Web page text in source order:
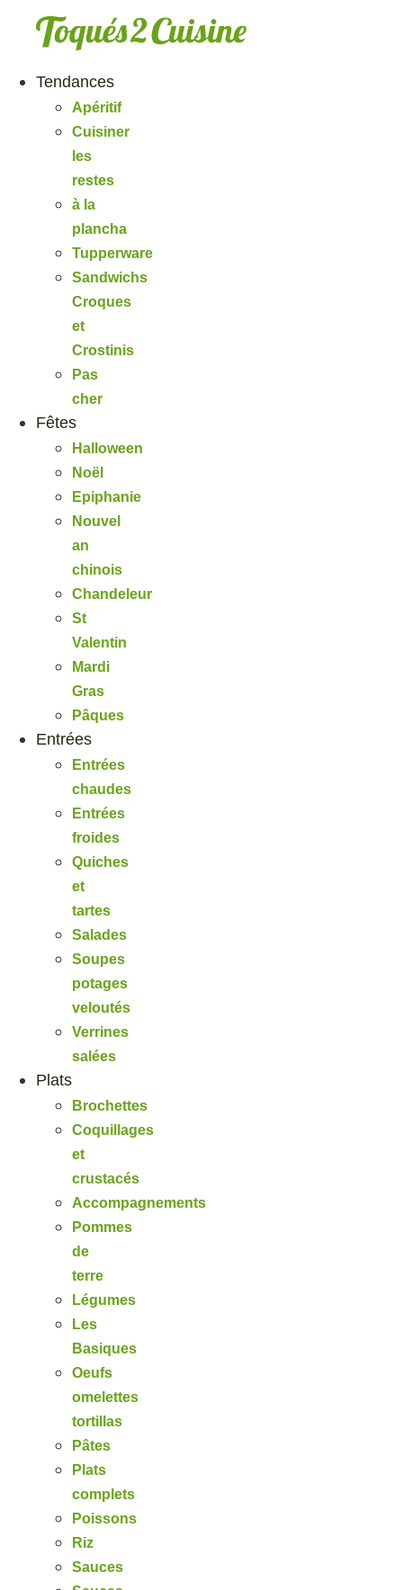
Tendances
Apéritif
Cuisiner
les
restes
à la
plancha
Tupperware
Sandwichs
Croques
et
Crostinis
Pas
cher
Fêtes
Halloween
Noël
Epiphanie
Nouvel
an
chinois
Chandeleur
St
Valentin
Mardi
Gras
Pâques
Entrées
Entrées
chaudes
Entrées
froides
Quiches
et
tartes
Salades
Soupes
potages
veloutés
Verrines
salées
Plats
Brochettes
Coquillages
et
crustacés
Accompagnements
Pommes
de
terre
Légumes
Les
Basiques
Oeufs
omelettes
tortillas
Pâtes
Plats
complets
Poissons
Riz
Sauces